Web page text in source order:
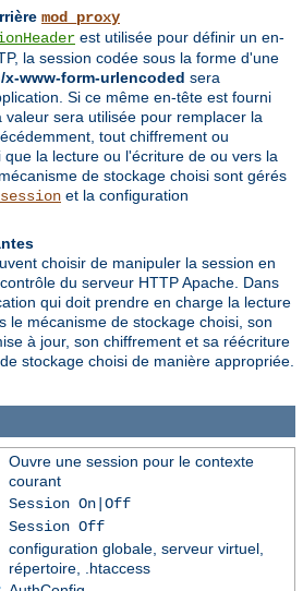
mod_proxy
est utilisée pour définir un en-
la session codée sous la forme d'une
www-form-urlencoded sera
Si ce même en-tête est fourni
valeur sera utilisée pour remplacer la
tout chiffrement ou
la lecture ou l'écriture de ou vers la
de stockage choisi sont gérés
et la configuration
choisir de manipuler la session en
du serveur HTTP Apache. Dans
qui doit prendre en charge la lecture
le mécanisme de stockage choisi, son
à jour, son chiffrement et sa réécriture
stockage choisi de manière appropriée.
Ouvre une session pour le contexte
courant
Session On|Off
Session Off
configuration globale, serveur virtuel,
répertoire, .htaccess